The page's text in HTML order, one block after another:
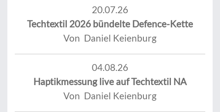
20.07.26
Techtextil 2026 bündelte Defence-Kette
Von Daniel Keienburg
04.08.26
Haptikmessung live auf Techtextil NA
Von Daniel Keienburg